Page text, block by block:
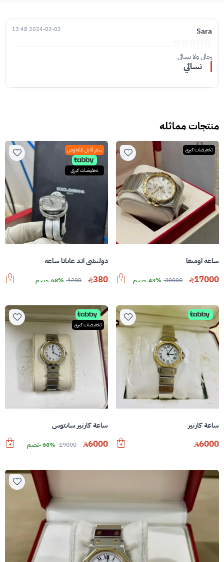
Sara
2024-02-02 13:48
رجالي ولا نسائي
نسائي
منتجات مماثله
تخفيضات كبرى
ساعة اوميغا
17000
30000 43% خصم
سعر قابل للتفاوض
تخفيضات كبرى
دولتشي اند غابانا ساعة
380
1200 68% خصم
ساعة كارتير
6000
تخفيضات كبرى
ساعة كارتير سانتوس
6000
19000 68% خصم